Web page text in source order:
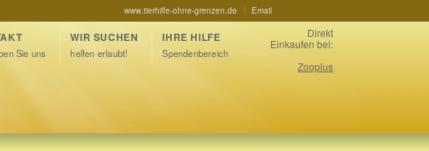
www.tierhilfe-ohne-grenzen.de Email
Sie uns
WIR SUCHEN
helfen erlaubt!
IHRE HILFE
Spendenbereich
Direkt
Einkaufen bei:
Zooplus